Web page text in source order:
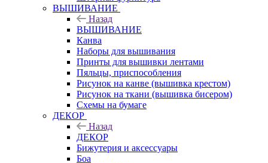
ВЫШИВАНИЕ
Назад
ВЫШИВАНИЕ
Канва
Наборы для вышивания
Принты для вышивки лентами
Пяльцы, приспособления
Рисунок на канве (вышивка крестом)
Рисунок на ткани (вышивка бисером)
Схемы на бумаге
ДЕКОР
Назад
ДЕКОР
Бижутерия и аксессуары
Боа